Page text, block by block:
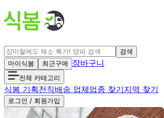
검색
마이식봄
최근구매 장바구니
전체 카테고리
식봄 기획전직배송 업체업종 찾기지역 찾기
로그인 / 회원가입